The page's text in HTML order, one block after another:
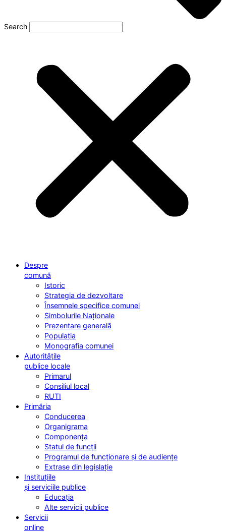
Search
Despre
comună
Istoric
Strategia de dezvoltare
Însemnele specifice comunei
Simbolurile Naționale
Prezentare generală
Populația
Monografia comunei
Autoritățile
publice locale
Primarul
Consiliul local
RUTI
Primăria
Conducerea
Organigrama
Componența
Statul de funcții
Programul de funcționare și de audiențe
Extrase din legislație
Instituțiile
și serviciile publice
Educația
Alte servicii publice
Servicii
online